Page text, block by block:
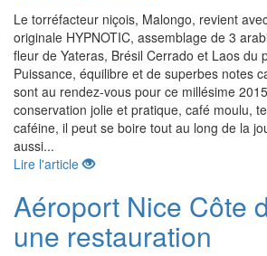
Le torréfacteur niçois, Malongo, revient
originale HYPNOTIC, assemblage de 3
fleur de Yateras, Brésil Cerrado et Laos du
Puissance, équilibre et de superbes notes
sont au rendez-vous pour ce millésime
conservation jolie et pratique, café moulu,
caféine, il peut se boire tout au long de la
aussi...
Lire l'article
Aéroport Nice Côte
une restauration